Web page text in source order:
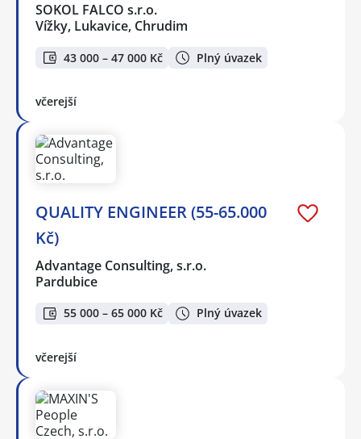
SOKOL FALCO s.r.o.
Vížky, Lukavice, Chrudim
43 000 – 47 000 Kč Plný úvazek
včerejší
QUALITY ENGINEER (55-65.000
Kč)
Advantage Consulting, s.r.o.
Pardubice
55 000 – 65 000 Kč Plný úvazek
včerejší